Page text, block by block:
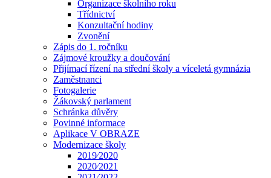
Organizace školního roku
Třídnictví
Konzultační hodiny
Zvonění
Zápis do 1. ročníku
Zájmové kroužky a doučování
Přijímací řízení na střední školy a víceletá gymnázia
Zaměstnanci
Fotogalerie
Žákovský parlament
Schránka důvěry
Povinné informace
Aplikace V OBRAZE
Modernizace školy
2019⁄2020
2020⁄2021